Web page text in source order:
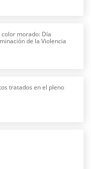
morado: Día
de la Violencia
tratados en el pleno